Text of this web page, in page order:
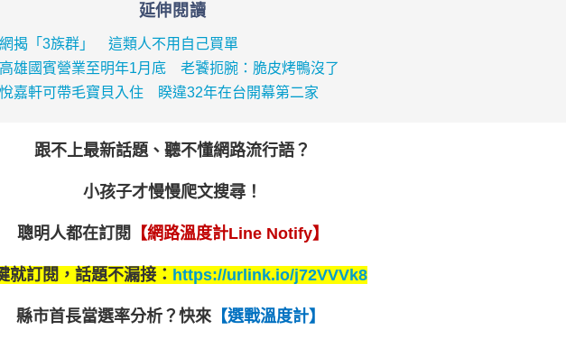
延伸閱讀
揭「3族群」 這類人不用自己買單
雄國賓營業至明年1月底 老饕扼腕：脆皮烤鴨沒了
嘉軒可帶毛寶貝入住 睽違32年在台開幕第二家
跟不上最新話題、聽不懂網路流行語？
小孩子才慢慢爬文搜尋！
聰明人都在訂閱 【網路溫度計Line Notify】
就訂閱，話題不漏接： https://urlink.io/j72VVVk8
縣市首長當選率分析？ 快來【選戰溫度計】